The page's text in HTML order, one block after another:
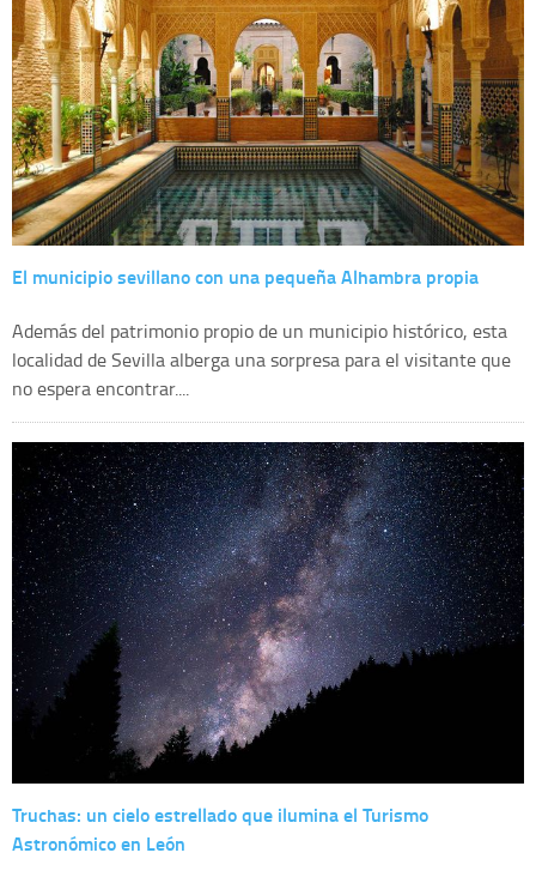
El municipio sevillano con una pequeña Alhambra propia
Además del patrimonio propio de un municipio histórico, esta
localidad de Sevilla alberga una sorpresa para el visitante que
no espera encontrar....
Truchas: un cielo estrellado que ilumina el Turismo
Astronómico en León